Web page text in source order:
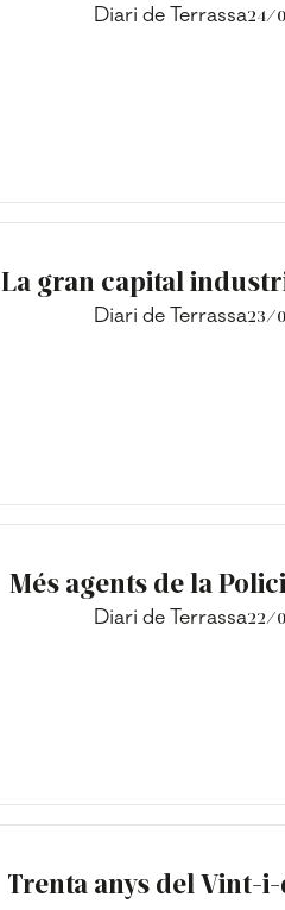
Diari de Terrassa24/
La gran capital
Diari de Terrassa23/
Més agents de la
Diari de Terrassa22/
Trenta anys del Vint-